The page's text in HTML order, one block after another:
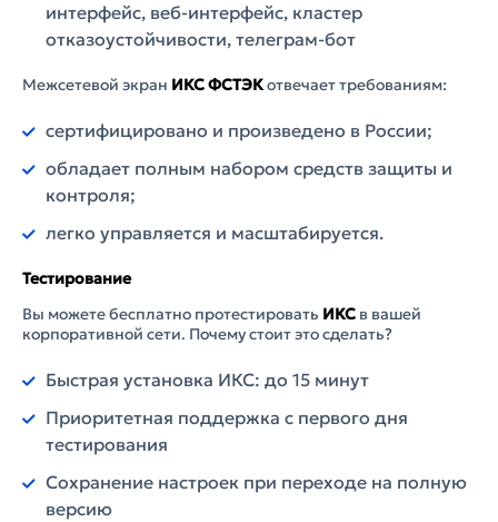
интерфейс, веб-интерфейс, кластер
отказоустойчивости, телеграм-бот
Межсетевой экран ИКС ФСТЭКотвечает требованиям:
сертифицировано и произведено в России;
обладает полным набором средств защиты и
контроля;
легко управляется и масштабируется.
Тестирование
Вы можете бесплатно протестировать ИКС в вашей
корпоративной сети. Почему стоит это сделать?
Быстрая установка ИКС: до 15 минут
Приоритетная поддержка с первого дня
тестирования
Сохранение настроек при переходе на полную
версию